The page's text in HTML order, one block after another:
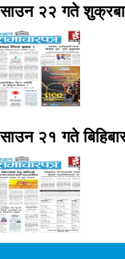
साउन २२ गते
साउन २१ गते